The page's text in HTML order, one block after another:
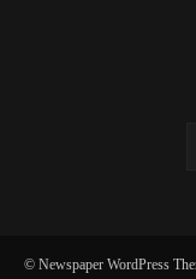
© Newspaper WordPress